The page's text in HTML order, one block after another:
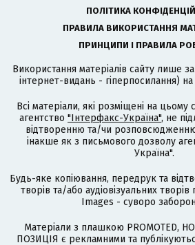
ПОЛІТИКА
ПРАВИЛА ВИКОРИСТАННЯ
ПРИНЦИПИ І ПРАВИЛА
Використання матеріалів сайту лише
інтернет-видань - гіперпосилання)
Всі матеріали, які розміщені на цьому
агентство "Інтерфакс-Україна", не
відтворенню та/чи
інакше як з письмового дозволу
Україна".
Будь-яке копіювання, передрук та
творів та/або аудіовізуальних
Images - суворо
Матеріали з плашкою PROMOTED,
ПОЗИЦІЯ є рекламними та